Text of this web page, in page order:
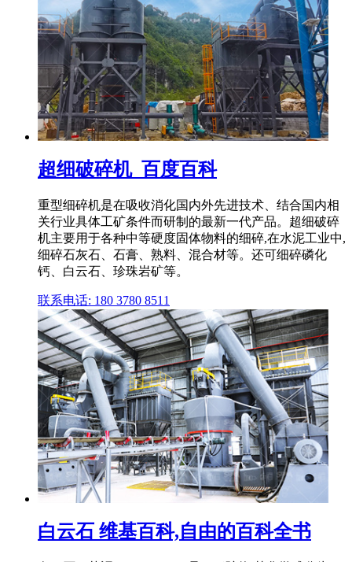
超细破碎机_百度百科
重型细碎机是在吸收消化国内外先进技术、结合国内相
关行业具体工矿条件而研制的最新一代产品。超细破碎
机主要用于各种中等硬度固体物料的细碎,在水泥工业中,
细碎石灰石、石膏、熟料、混合材等。还可细碎磷化
钙、白云石、珍珠岩矿等。
联系电话: 180 3780 8511
白云石 维基百科,自由的百科全书